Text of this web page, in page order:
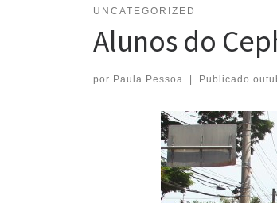
UNCATEGORIZED
Alunos do
por Paula Pessoa Publicado